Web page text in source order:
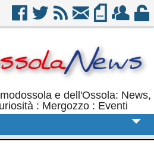
e dell'Ossola: News,
: Mergozzo : Eventi